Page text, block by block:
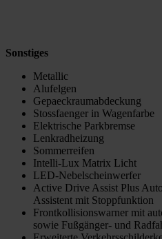
Sonstiges
Metallic
Alufelgen
Gepaeckraumabdeckung
Stossfaenger in Wagenfarbe
Elektrische Parkbremse
Lenkradheizung
Sommerreifen
Intelli-Lux Matrix Licht
LED-Nebelscheinwerfer
Active Drive Assist Plus
Assistent mit Stoppfunktion
Frontkollisionswarner mit
sowie Fußgänger- und